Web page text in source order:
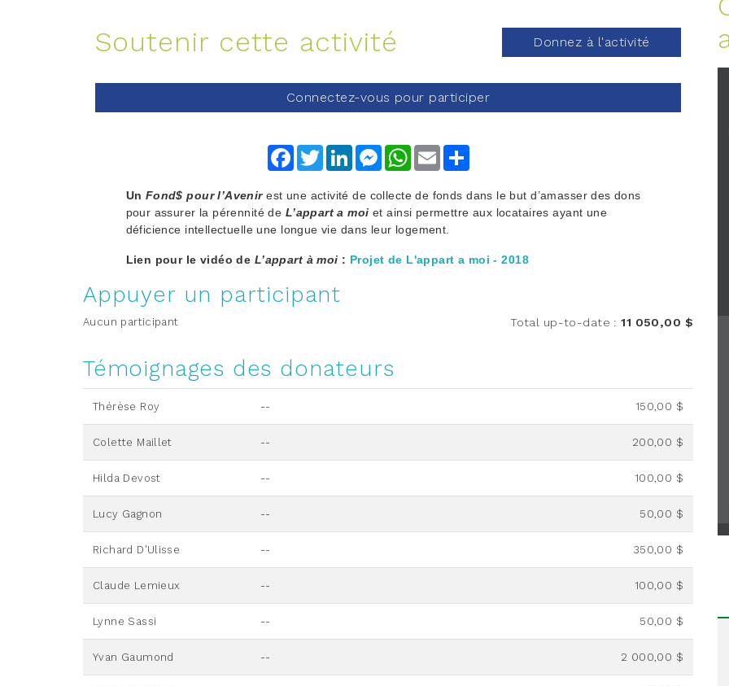
Soutenir cette activité Donnez à l'activité
Connectez-vous pour participer
FacebookTwitterLinkedInMessengerWhatsApp
Email
Un Fond$ pour l’Avenir est une activité de collecte de fonds dans le but d’amasser des dons
pour assurer la pérennité de L’appart a moi et ainsi permettre aux locataires ayant une
déficience intellectuelle une longue vie dans leur logement.
Lien pour le vidéo de L’appart à moi : Projet de L'appart a moi - 2018
Appuyer un participant
Aucun participant Total up-to-date :11 050,00 $
Témoignages des donateurs
Thérèse Roy -- 150,00 $
Colette Maillet -- 200,00 $
Hilda Devost -- 100,00 $
Lucy Gagnon -- 50,00 $
Richard D'Ulisse -- 350,00 $
Claude Lemieux -- 100,00 $
Lynne Sassi -- 50,00 $
Yvan Gaumond -- 2 000,00 $